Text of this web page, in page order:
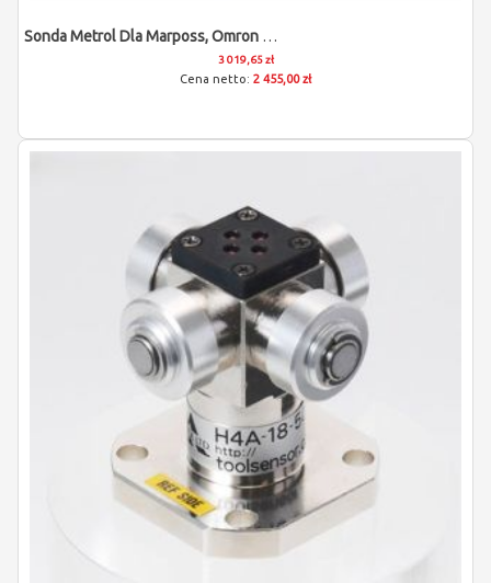
Sonda Metrol Dla Marposs, Omron Mazak, E-SUNG, Azuma
3 019,65 zł
2 455,00 zł